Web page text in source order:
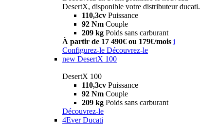
DesertX, disponible votre distributeur ducati.
110,3cv Puissance
92 Nm Couple
209 kg Poids sans carburant
À partir de 17 490€ ou 179€/mois i
Configurez-le Découvrez-le
new DesertX 100
DesertX 100
110,3cv Puissance
92 Nm Couple
209 kg Poids sans carburant
Découvrez-le
4Ever Ducati